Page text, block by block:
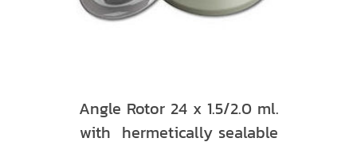
Angle Rotor 24 x 1.5/2.0 ml.
with hermetically sealable